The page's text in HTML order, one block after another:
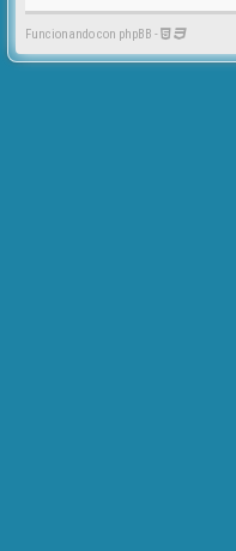
Funcionando con phpBB -